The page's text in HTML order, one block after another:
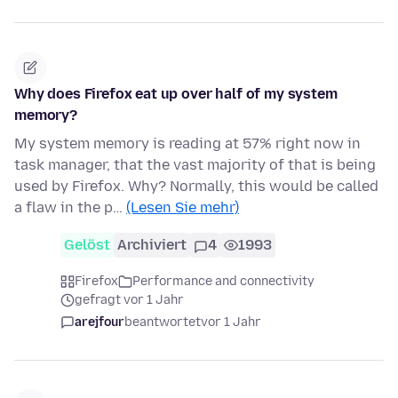
Why does Firefox eat up over half of my system
memory?
My system memory is reading at 57% right now in
task manager, that the vast majority of that is being
used by Firefox. Why? Normally, this would be called
a flaw in the p… (Lesen Sie mehr)
Gelöst Archiviert 4 1993
Firefox
Performance and connectivity
gefragt vor 1 Jahr
arejfourbeantwortetvor 1 Jahr